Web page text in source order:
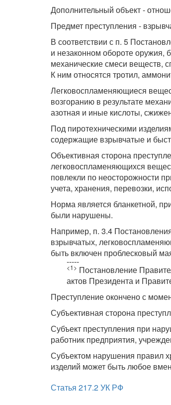
Дополнительный объект -
Предмет преступления -
В соответствии с п. 5
и незаконном обороте оружия,
механические смеси веществ,
К ним относятся тротил,
Легковоспламеняющиеся
возгоранию в результате
азотная и иные кислоты,
Под пиротехническими
содержащие взрывчатые и
Объективная сторона
легковоспламеняющихся
повлекли по неосторожности
учета, хранения, перевозки,
Норма является бланкетной,
были нарушены.
Например, п. 3.4
взрывчатых,
быть включен проблесковый
-----
<1> Постановление
актов Президента и
Преступление окончено с
Субъективная сторона
Субъект преступления при
работник предприятия,
Субъектом нарушения правил
изделий может быть любое
Статья 217.2 УК РФ